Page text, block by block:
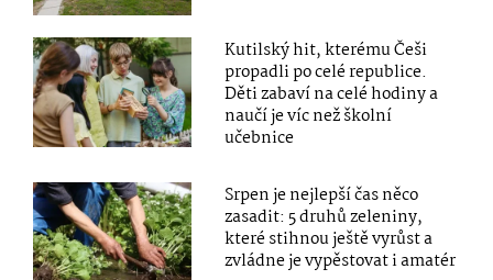
Kutilský hit, kterému Češi
propadli po celé republice.
Děti zabaví na celé hodiny a
naučí je víc než školní
učebnice
Srpen je nejlepší čas něco
zasadit: 5 druhů zeleniny,
které stihnou ještě vyrůst a
zvládne je vypěstovat i amatér